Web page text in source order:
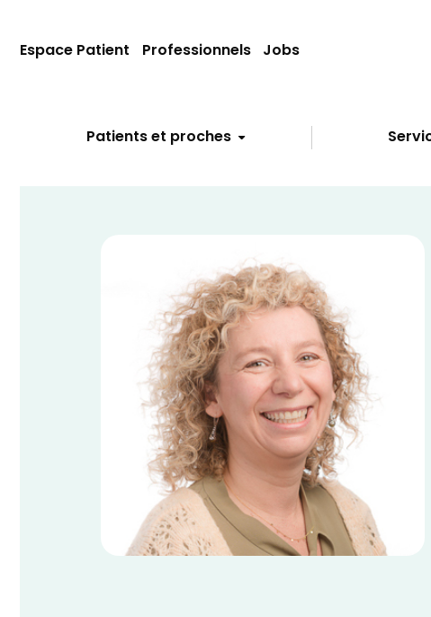
Patients et proches
Espace Patient Professionnels Jobs